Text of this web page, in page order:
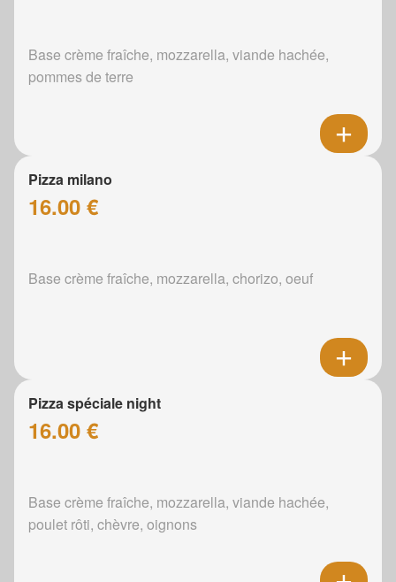
Base crème fraîche, mozzarella, viande hachée,
pommes de terre
Pizza milano
16.00 €
Base crème fraîche, mozzarella, chorizo, oeuf
Pizza spéciale night
16.00 €
Base crème fraîche, mozzarella, viande hachée,
poulet rôti, chèvre, oignons